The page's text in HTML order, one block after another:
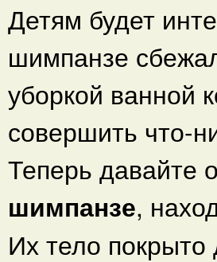
Детям будет
шимпанзе
уборкой ванной
совершить что-
Теперь давайте
шимпанзе,
Их тело